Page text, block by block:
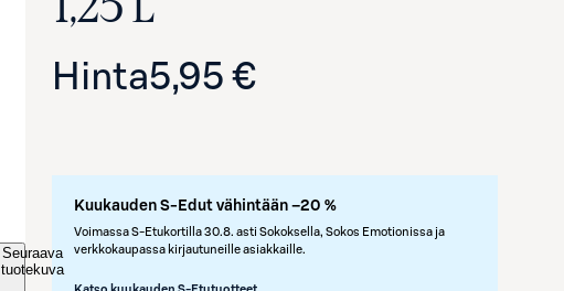
Seuraava
tuotekuva
Hinta5,95 €
Kuukauden S-Edut vähintään –20 %
Voimassa S-Etukortilla 30.8. asti Sokoksella, Sokos Emotionissa ja
verkkokaupassa kirjautuneille asiakkaille.